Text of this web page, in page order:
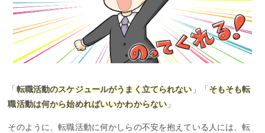
「転職活動のスケジュールがうまく立てられない」「そもそも転
職活動は何から始めればいいかわからない 」
そのように、転職活動に何かしらの不安を抱えている人には、転